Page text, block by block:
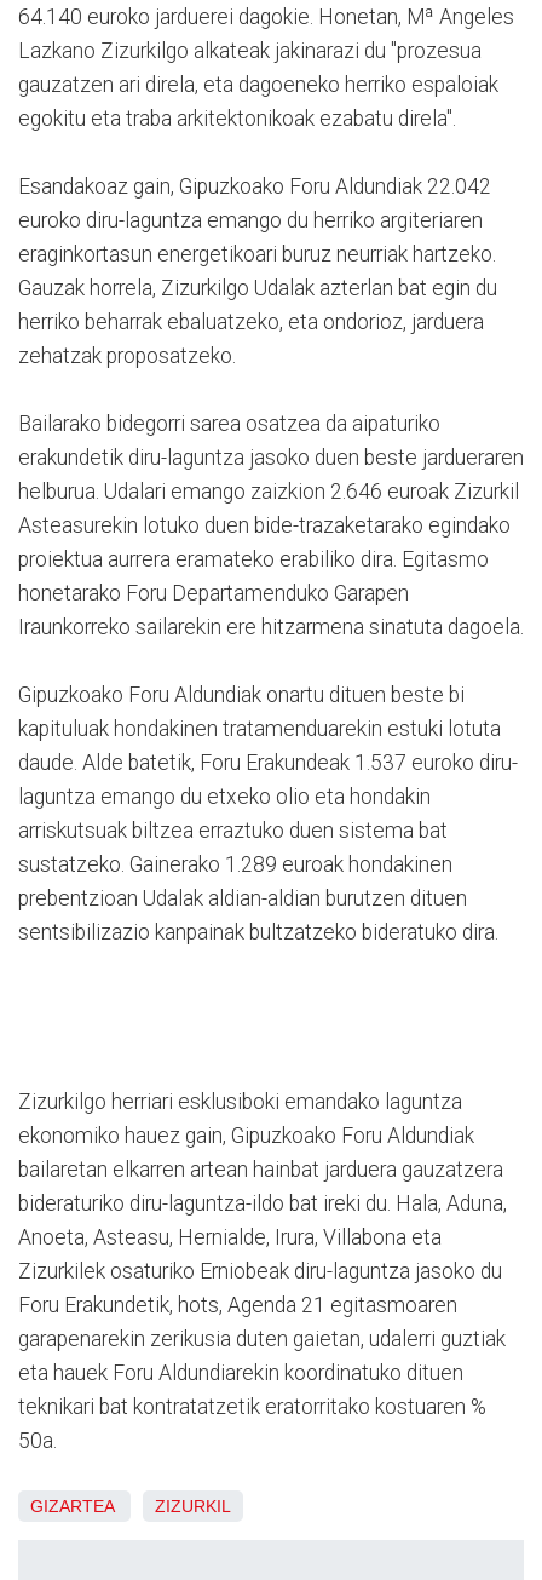
64.140 euroko jarduerei dagokie. Honetan, Mª Angeles
Lazkano Zizurkilgo alkateak jakinarazi du "prozesua
gauzatzen ari direla, eta dagoeneko herriko espaloiak
egokitu eta traba arkitektonikoak ezabatu direla".
Esandakoaz gain, Gipuzkoako Foru Aldundiak 22.042
euroko diru-laguntza emango du herriko argiteriaren
eraginkortasun energetikoari buruz neurriak hartzeko.
Gauzak horrela, Zizurkilgo Udalak azterlan bat egin du
herriko beharrak ebaluatzeko, eta ondorioz, jarduera
zehatzak proposatzeko.
Bailarako bidegorri sarea osatzea da aipaturiko
erakundetik diru-laguntza jasoko duen beste jardueraren
helburua. Udalari emango zaizkion 2.646 euroak Zizurkil
Asteasurekin lotuko duen bide-trazaketarako egindako
proiektua aurrera eramateko erabiliko dira. Egitasmo
honetarako Foru Departamenduko Garapen
Iraunkorreko sailarekin ere hitzarmena sinatuta dagoela.
Gipuzkoako Foru Aldundiak onartu dituen beste bi
kapituluak hondakinen tratamenduarekin estuki lotuta
daude. Alde batetik, Foru Erakundeak 1.537 euroko diru-
laguntza emango du etxeko olio eta hondakin
arriskutsuak biltzea erraztuko duen sistema bat
sustatzeko. Gainerako 1.289 euroak hondakinen
prebentzioan Udalak aldian-aldian burutzen dituen
sentsibilizazio kanpainak bultzatzeko bideratuko dira.
Zizurkilgo herriari esklusiboki emandako laguntza
ekonomiko hauez gain, Gipuzkoako Foru Aldundiak
bailaretan elkarren artean hainbat jarduera gauzatzera
bideraturiko diru-laguntza-ildo bat ireki du. Hala, Aduna,
Anoeta, Asteasu, Hernialde, Irura, Villabona eta
Zizurkilek osaturiko Erniobeak diru-laguntza jasoko du
Foru Erakundetik, hots, Agenda 21 egitasmoaren
garapenarekin zerikusia duten gaietan, udalerri guztiak
eta hauek Foru Aldundiarekin koordinatuko dituen
teknikari bat kontratatzetik eratorritako kostuaren %
50a.
GIZARTEA ZIZURKIL